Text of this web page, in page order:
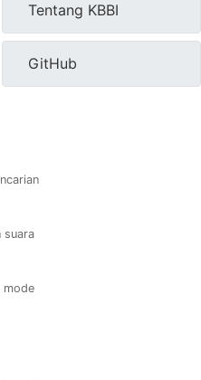
Tentang KBBI
GitHub
suara
mode